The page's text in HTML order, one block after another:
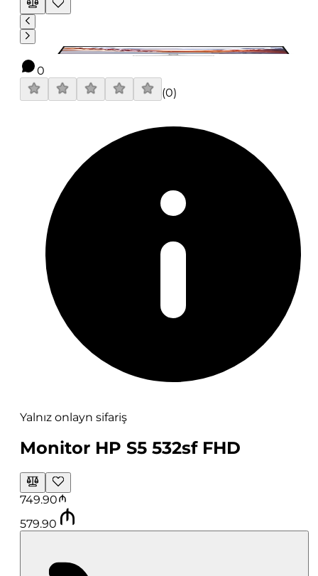
0
(0)
Yalnız onlayn sifariş
Monitor HP S5 532sf FHD
749.90
579.90